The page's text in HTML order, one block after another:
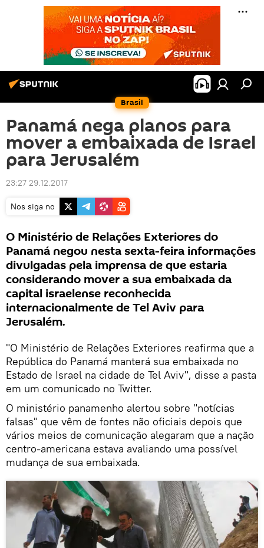
Brasil
Panamá nega planos para
mover a embaixada de Israel
para Jerusalém
23:27 29.12.2017
Nos siga no
O Ministério de Relações Exteriores do
Panamá negou nesta sexta-feira informações
divulgadas pela imprensa de que estaria
considerando mover a sua embaixada da
capital israelense reconhecida
internacionalmente de Tel Aviv para
Jerusalém.
"O Ministério de Relações Exteriores reafirma que a
República do Panamá manterá sua embaixada no
Estado de Israel na cidade de Tel Aviv", disse a pasta
em um comunicado no Twitter.
O ministério panamenho alertou sobre "notícias
falsas" que vêm de fontes não oficiais depois que
vários meios de comunicação alegaram que a nação
centro-americana estava avaliando uma possível
mudança de sua embaixada.